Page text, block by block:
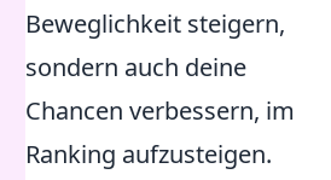
Beweglichkeit steigern,
sondern auch deine
Chancen verbessern, im
Ranking aufzusteigen.